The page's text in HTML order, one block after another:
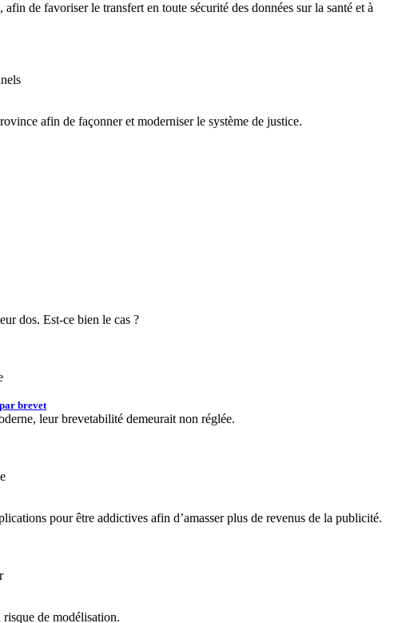
de favoriser le transfert en toute sécurité des données sur la santé et à
afin de façonner et moderniser le système de justice.
dos. Est-ce bien le cas ?
brevet
leur brevetabilité demeurait non réglée.
pour être addictives afin d’amasser plus de revenus de la publicité.
de modélisation.